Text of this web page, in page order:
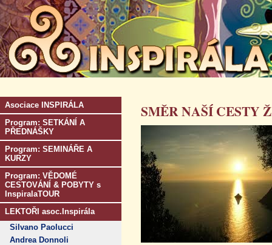
Asociace INSPIRÁLA
Program: SETKÁNÍ A
PŘEDNÁŠKY
Program: SEMINÁŘE A
KURZY
Program: VĚDOMÉ
CESTOVÁNÍ & POBYTY s
InspiralaTOUR
LEKTOŘI asoc.Inspirála
Silvano Paolucci
Andrea Donnoli
SMĚR NAŠÍ CESTY